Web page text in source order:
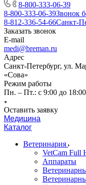
8-800-333-06-39
8-800-333-06-39Звонок
8-812-336-54-66Санкт-
Заказать звонок
E-mail
medi@breman.ru
Адрес
Санкт-Петербург, ул.
«Сова»
Режим работы
Пн. – Пт.: с 9:00 до 18:00
Оставить заявку
Медицина
Каталог
Ветеринария
VetCam Full
Аппараты